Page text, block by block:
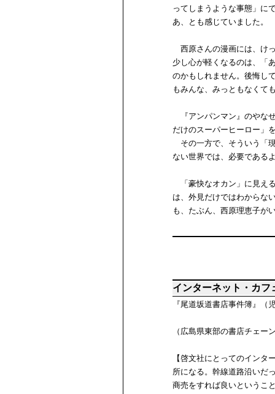
ってしまうような事態」に
あ、とも感じていました。
西原さんの漫画には、け
少し心が軽くなるのは、「
のかもしれません。後悔し
もみんな、みっともなくて
『アンパンマン』のやな
だけのスーパーヒーロー」
その一方で、そういう「
ない世界では、必要である
「豪快なオカン」に見え
は、外見だけではわからな
も、たぶん、西原理恵子が
インターネット・カ
『尾道坂道書店事件簿』（
（広島県東部の書店チェ
【啓文社にとってのイン
所になる。幹線道路沿いだ
商売をすれば良いというこ